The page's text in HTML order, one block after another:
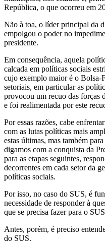
República, o que ocorreu em
Não à toa, o líder principal da
empolgou o poder no
presidente.
Em consequência, aquela
calcada em políticas sociais
cujo exemplo maior é o Bolsa-
setoriais, em particular as
provocou um recuo das forças
e foi realimentada por este
Por essas razões, cabe
com as lutas políticas mais
estas últimas, mas também
digamos com a conquista da
para as etapas seguintes,
decorrentes em cada setor da
políticas sociais.
Por isso, no caso do SUS, é
necessidade de responder à
que se precisa fazer para o
Antes, porém, é preciso
do SUS.